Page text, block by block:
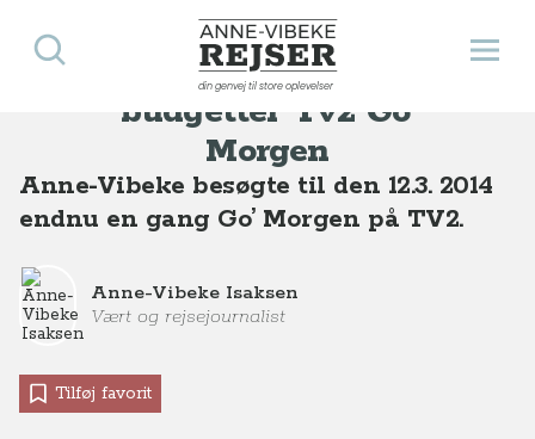
Anne-Vibeke Rejser
din genvej til store oplevelser
Åbn
SøgPRESSE: Camping på tre
budgetter Tv2 Go’
Morgen
Anne-Vibeke besøgte til den 12.3. 2014
endnu en gang Go’ Morgen på TV2.
Anne-Vibeke Isaksen
Vært og rejsejournalist
Tilføj favorit